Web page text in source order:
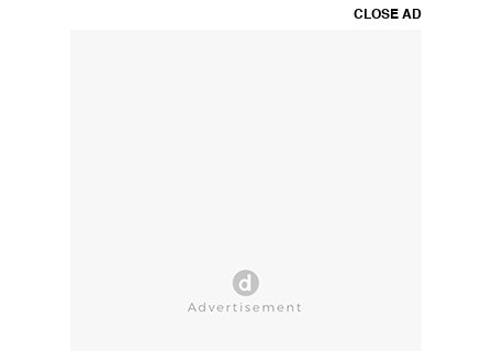
CLOSE AD